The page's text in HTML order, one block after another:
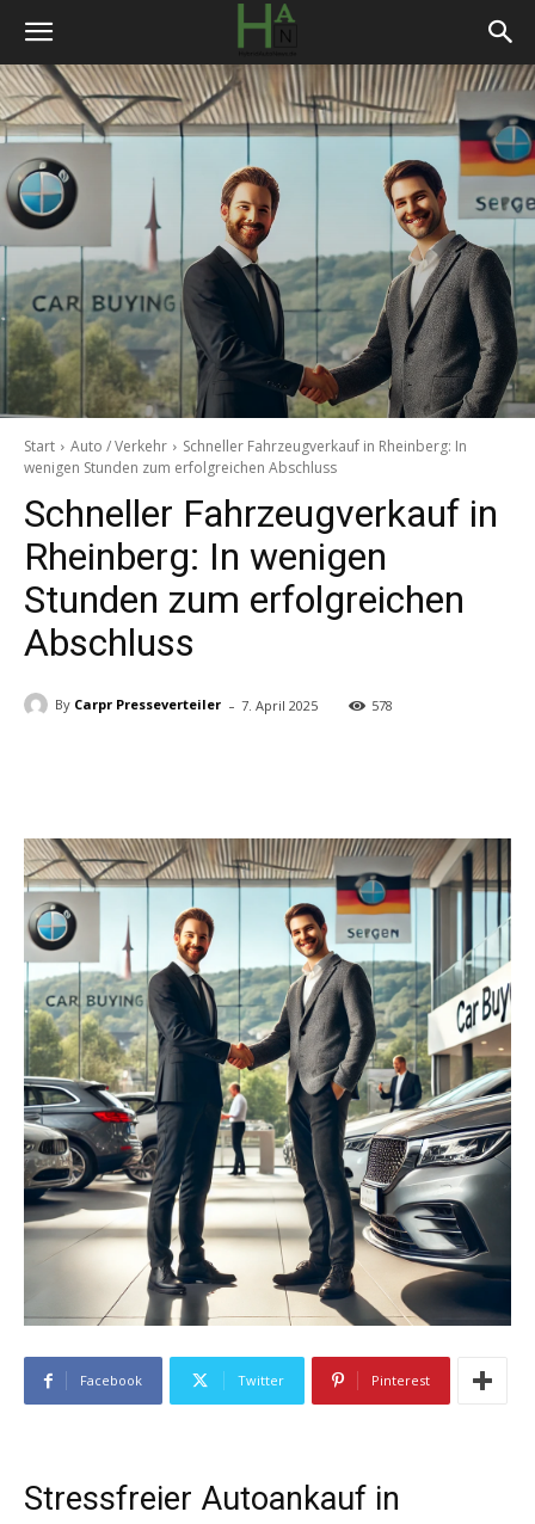
Start Auto / Verkehr
Schneller Fahrzeugverkauf in Rheinberg: In
wenigen Stunden zum erfolgreichen Abschluss
Schneller Fahrzeugverkauf in
Rheinberg: In wenigen
Stunden zum erfolgreichen
Abschluss
By Carpr Presseverteiler - 7. April 2025 578
Facebook Twitter Pinterest
Stressfreier Autoankauf in